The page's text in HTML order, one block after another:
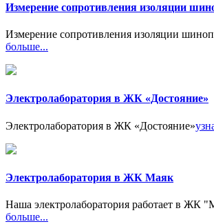
Измерение сопротивления изоляции
Измерение сопротивления изоляции
больше...
Электролаборатория в ЖК «Достояние»
Электролаборатория в ЖК «Достояние»
Электролаборатория в ЖК Маяк
Наша электролаборатория работает в ЖК
больше...